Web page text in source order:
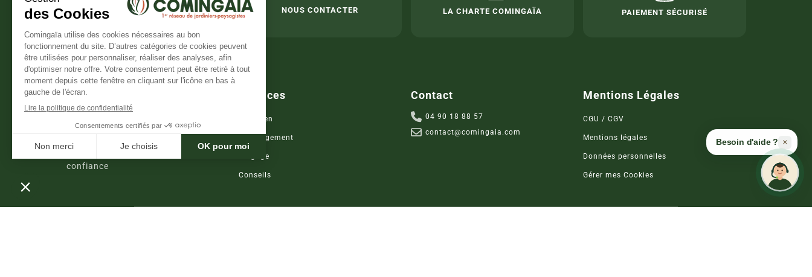
REJOINDRE LA COMMUNAUTÉ NOUS CONTACTER LA CHARTE COMINGAÏA PAIEMENT SÉCURISÉ
Le réseau national de jardiniers de
confiance
Services
Entretien
Aménagement
Élagage
Conseils
Contact
04 90 18 88 57
contact@comingaia.com
Mentions Légales
CGU / CGV
Mentions légales
Données personnelles
Gérer mes Cookies
Besoin d'aide ? ×